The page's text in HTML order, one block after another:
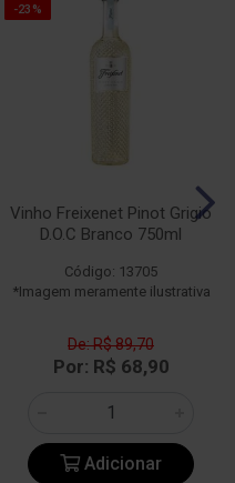
-23%
Vinho Freixenet Pinot Grigio
D.O.C Branco 750ml
Código: 13705
*Imagem meramente ilustrativa
De: R$ 89,70
Por: R$ 68,90
Adicionar